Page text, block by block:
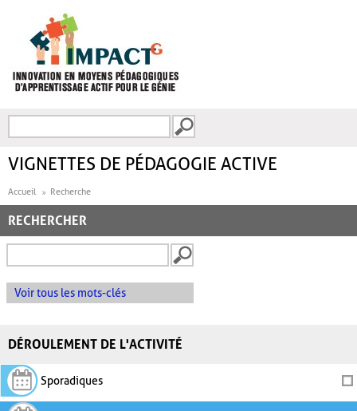
FORMULAIRE DE
VIGNETTES DE PÉDAGOGIE ACTIVE
Accueil Recherche
RECHERCHER
Voir tous les mots-clés
DÉROULEMENT DE L'ACTIVITÉ
Sporadiques